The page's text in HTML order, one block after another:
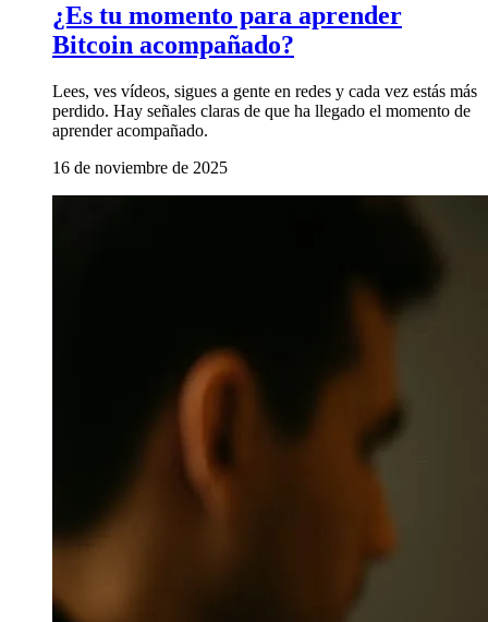
¿Es tu momento para aprender
Bitcoin acompañado?
Lees, ves vídeos, sigues a gente en redes y cada vez estás más
perdido. Hay señales claras de que ha llegado el momento de
aprender acompañado.
16 de noviembre de 2025